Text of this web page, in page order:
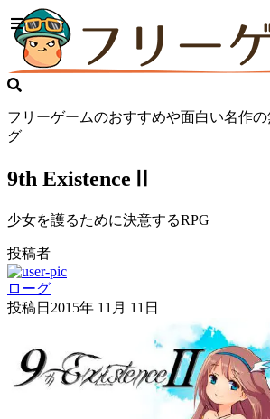
フリーゲームのおすすめや面白い名作
グ
9th ExistenceⅡ
少女を護るために決意するRPG
投稿者
ローグ
投稿日 2015年 11月 11日